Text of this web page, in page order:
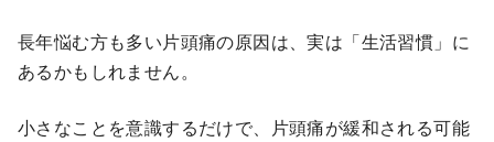
長年悩む方も多い片頭痛の原因は、実は「生活習慣」に
あるかもしれません。
小さなことを意識するだけで、片頭痛が緩和される可能